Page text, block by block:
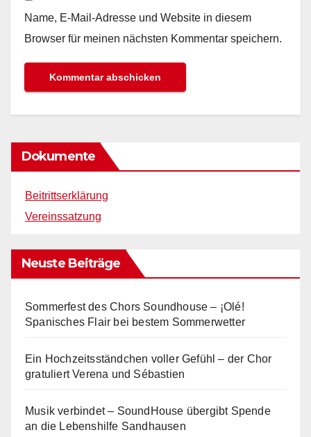
Name, E-Mail-Adresse und Website in diesem
Browser für meinen nächsten Kommentar speichern.
Dokumente
Beitrittserklärung
Vereinssatzung
Neuste Beiträge
Sommerfest des Chors Soundhouse – ¡Olé!
Spanisches Flair bei bestem Sommerwetter
Ein Hochzeitsständchen voller Gefühl – der Chor
gratuliert Verena und Sébastien
Musik verbindet – SoundHouse übergibt Spende
an die Lebenshilfe Sandhausen